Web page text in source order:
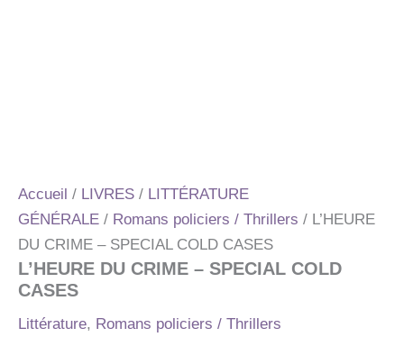
Accueil / LIVRES / LITTÉRATURE
GÉNÉRALE / Romans policiers / Thrillers / L’HEURE
DU CRIME – SPECIAL COLD CASES
L’HEURE DU CRIME – SPECIAL COLD
CASES
Littérature, Romans policiers / Thrillers